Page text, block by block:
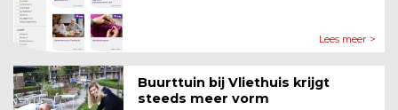
Lees meer >
Buurttuin bij Vliethuis krijgt
steeds meer vorm